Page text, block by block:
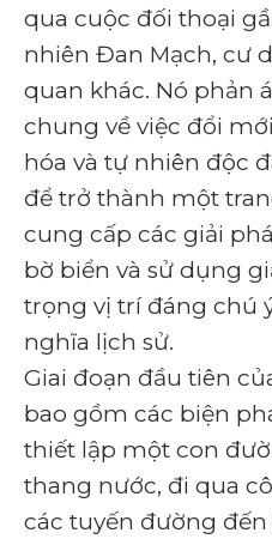
qua cuộc đối thoại
nhiên Đan Mạch, cư
quan khác. Nó phản
chung về việc đổi
hóa và tự nhiên độc
để trở thành một
cung cấp các giải
bờ biển và sử dụng
trọng vị trí đáng chú
nghĩa lịch sử.
Giai đoạn đầu tiên
bao gồm các biện
thiết lập một con
thang nước, đi qua
các tuyến đường